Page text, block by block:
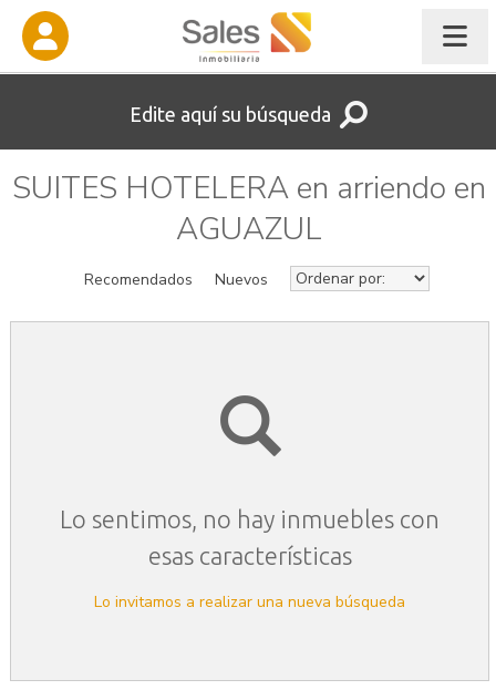
Edite aquí su búsqueda
SUITES HOTELERA en arriendo en
AGUAZUL
Recomendados Nuevos
Lo sentimos, no hay inmuebles con
esas características
Lo invitamos a realizar una nueva búsqueda